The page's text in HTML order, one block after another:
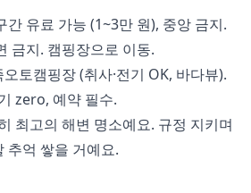
간 유료 가능 (1~3만 원), 중앙 금지.
금지. 캠핑장으로 이동.
토캠핑장 (취사·전기 OK, 바다뷰).
zero, 예약 필수.
최고의 해변 명소예요. 규정 지키며
추억 쌓을 거예요.